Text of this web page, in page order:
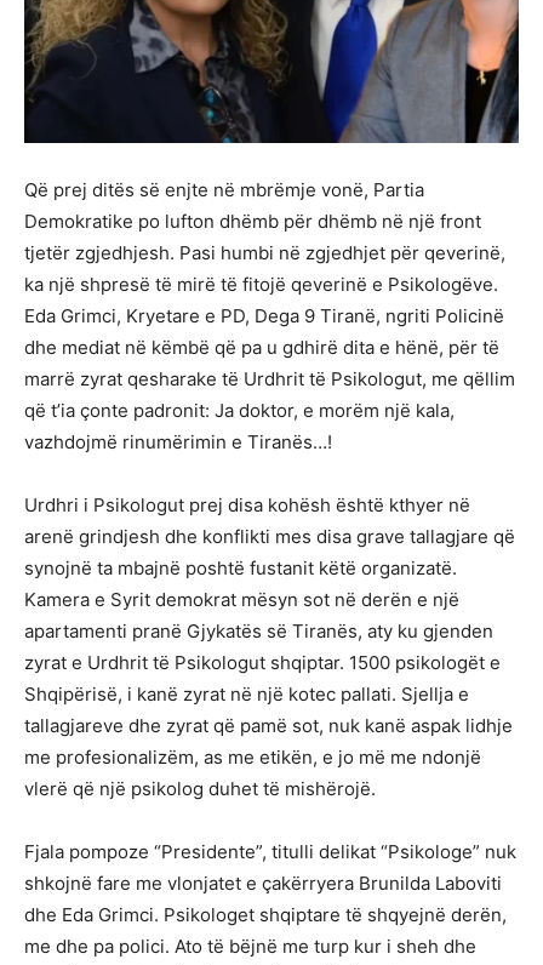
Që prej ditës së enjte në mbrëmje vonë, Partia
Demokratike po lufton dhëmb për dhëmb në një front
tjetër zgjedhjesh. Pasi humbi në zgjedhjet për qeverinë,
ka një shpresë të mirë të fitojë qeverinë e Psikologëve.
Eda Grimci, Kryetare e PD, Dega 9 Tiranë, ngriti Policinë
dhe mediat në këmbë që pa u gdhirё dita e hënë, për të
marrë zyrat qesharake të Urdhrit të Psikologut, me qëllim
që t’ia çonte padronit: Ja doktor, e morëm një kala,
vazhdojmë rinumërimin e Tiranës…!
Urdhri i Psikologut prej disa kohësh është kthyer në
arenë grindjesh dhe konflikti mes disa grave tallagjare që
synojnë ta mbajnë poshtë fustanit këtë organizatë.
Kamera e Syrit demokrat mësyn sot në derën e një
apartamenti pranë Gjykatës së Tiranës, aty ku gjenden
zyrat e Urdhrit të Psikologut shqiptar. 1500 psikologët e
Shqipërisë, i kanë zyrat në një kotec pallati. Sjellja e
tallagjareve dhe zyrat që pamë sot, nuk kanë aspak lidhje
me profesionalizëm, as me etikën, e jo më me ndonjë
vlerë që një psikolog duhet të mishërojë.
Fjala pompoze “Presidente”, titulli delikat “Psikologe” nuk
shkojnë fare me vlonjatet e ҫakërryera Brunilda Laboviti
dhe Eda Grimci. Psikologet shqiptare të shqyejnë derën,
me dhe pa polici. Ato të bëjnë me turp kur i sheh dhe